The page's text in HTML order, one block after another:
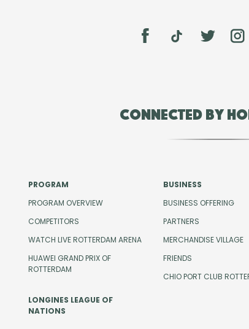
Connected by
PROGRAM
PROGRAM OVERVIEW
COMPETITORS
WATCH LIVE ROTTERDAM ARENA
HUAWEI GRAND PRIX OF
ROTTERDAM
LONGINES LEAGUE OF
NATIONS
BUSINESS
BUSINESS OFFERING
PARTNERS
MERCHANDISE VILLAGE
FRIENDS
CHIO PORT CLUB